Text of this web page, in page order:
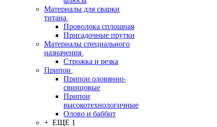
Материалы для сварки
титана
Проволока сплошная
Присадочные прутки
Материалы специального
назначения
Строжка и резка
Припои
Припои оловянно-
свинцовые
Припои
высокотехнологичные
Олово и баббит
+ ЕЩЕ 1